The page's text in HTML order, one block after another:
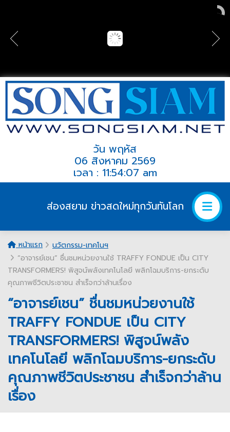
วัน พฤหัส
06 สิงหาคม 2569
เวลา : 11:54:07 am
ส่องสยาม ข่าวสดใหม่ทุกวันทันโลก
หน้าแรก
นวัตกรรม-เทคโนฯ
“อาจารย์เชน” ชื่นชมหน่วยงานใช้ TRAFFY FONDUE เป็น CITY
TRANSFORMERS! พิสูจน์พลังเทคโนโลยี พลิกโฉมบริการ-ยกระดับ
คุณภาพชีวิตประชาชน สำเร็จกว่าล้านเรื่อง
“อาจารย์เชน” ชื่นชมหน่วยงานใช้
TRAFFY FONDUE เป็น CITY
TRANSFORMERS! พิสูจน์พลัง
เทคโนโลยี พลิกโฉมบริการ-ยกระดับ
คุณภาพชีวิตประชาชน สำเร็จกว่าล้าน
เรื่อง